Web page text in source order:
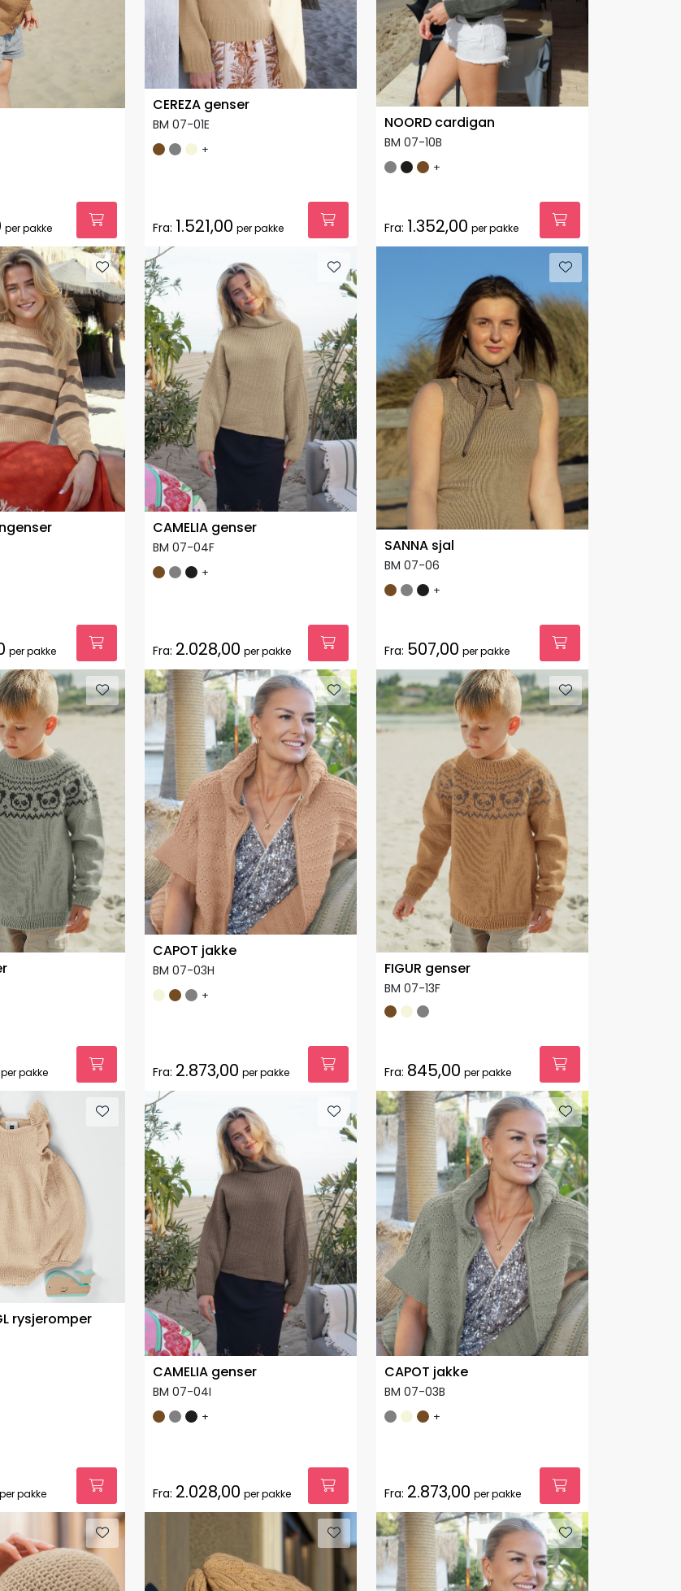
per pakke
CEREZA genser
BM 07-01E
+
Fra: 1.521,00 per pakke
NOORD cardigan
BM 07-10B
+
Fra: 1.352,00 per pakke
per pakke
CAMELIA genser
BM 07-04F
+
Fra: 2.028,00 per pakke
SANNA sjal
BM 07-06
+
Fra: 507,00 per pakke
per pakke
CAPOT jakke
BM 07-03H
+
Fra: 2.873,00 per pakke
FIGUR genser
BM 07-13F
Fra: 845,00 per pakke
rysjeromper
per pakke
CAMELIA genser
BM 07-04I
+
Fra: 2.028,00 per pakke
CAPOT jakke
BM 07-03B
+
Fra: 2.873,00 per pakke